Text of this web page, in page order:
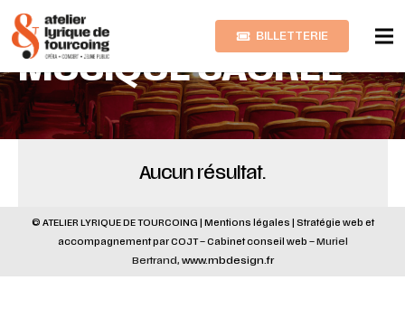
BILLETTERIE
MUSIQUE SACRÉE
Aucun résultat.
© ATELIER LYRIQUE DE TOURCOING | Mentions légales | Stratégie web et
accompagnement parCOJT– Cabinet conseil web –Muriel
Bertrand, www.mbdesign.fr